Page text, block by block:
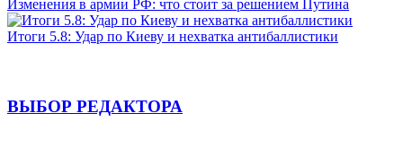
Изменения в армии РФ: что стоит за решением Путина
Итоги 5.8: Удар по Киеву и нехватка антибаллистики
ВЫБОР РЕДАКТОРА